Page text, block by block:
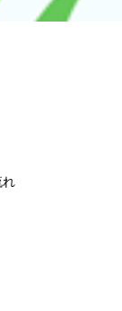
れ